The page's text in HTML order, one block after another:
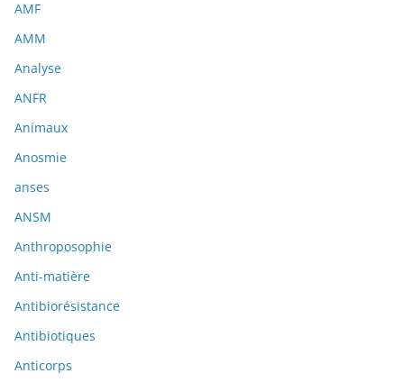
AMF
AMM
Analyse
ANFR
Animaux
Anosmie
anses
ANSM
Anthroposophie
Anti-matière
Antibiorésistance
Antibiotiques
Anticorps